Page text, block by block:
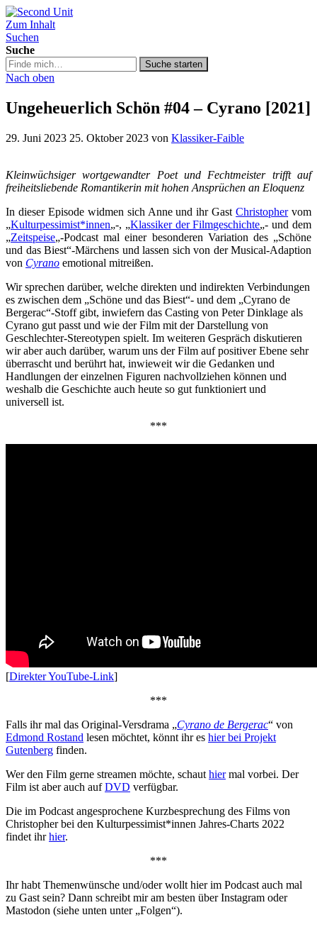
Second Unit
Zum Inhalt
Suchen
Suche
Suche
in
podcast.de/
Suche starten
Nach oben
Ungeheuerlich Schön #04 – Cyrano [2021]
29. Juni 2023 25. Oktober 2023 von Klassiker-Faible
Kleinwüchsiger wortgewandter Poet und Fechtmeister trifft auf
freiheitsliebende Romantikerin mit hohen Ansprüchen an Eloquenz
In dieser Episode widmen sich Anne und ihr GastChristophervom
„Kulturpessimist*innen„-, „Klassiker der Filmgeschichte„- und dem
„Zeitspeise„-Podcast mal einer besonderen Variation des „Schöne
und das Biest“-Märchens und lassen sich von der Musical-Adaption
von Cyrano emotional mitreißen.
Wir sprechen darüber, welche direkten und indirekten Verbindungen
es zwischen dem „Schöne und das Biest“- und dem „Cyrano de
Bergerac“-Stoff gibt, inwiefern das Casting von Peter Dinklage als
Cyrano gut passt und wie der Film mit der Darstellung von
Geschlechter-Stereotypen spielt. Im weiteren Gespräch diskutieren
wir aber auch darüber, warum uns der Film auf positiver Ebene sehr
überrascht und berührt hat, inwieweit wir die Gedanken und
Handlungen der einzelnen Figuren nachvollziehen können und
weshalb die Geschichte auch heute so gut funktioniert und
universell ist.
***
[Direkter YouTube-Link]
***
Falls ihr mal das Original-Versdrama „Cyrano de Bergerac“ von
Edmond Rostand lesen möchtet, könnt ihr es hier bei Projekt
Gutenberg finden.
Wer den Film gerne streamen möchte, schaut hiermal vorbei. Der
Film ist aber auch aufDVD verfügbar.
Die im Podcast angesprochene Kurzbesprechung des Films von
Christopher bei den Kulturpessimist*innen Jahres-Charts 2022
findet ihrhier.
***
Ihr habt Themenwünsche und/oder wollt hier im Podcast auch mal
zu Gast sein? Dann schreibt mir am besten über Instagram oder
Mastodon (siehe unten unter „Folgen“).